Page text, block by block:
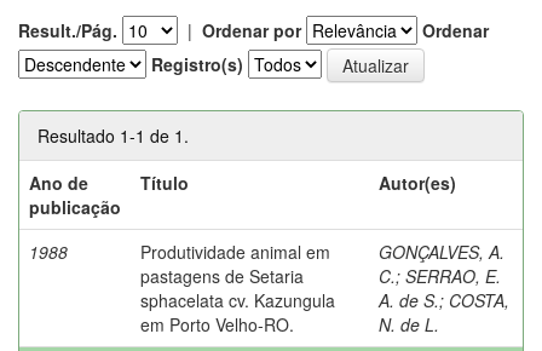
Result./Pág. | Ordenar por
Ordenar
Registro(s)
Resultado 1-1 de 1.
Ano de
publicação
Título Autor(es)
1988
Produtividade animal em
pastagens de Setaria
sphacelata cv. Kazungula
em Porto Velho-RO.
GONÇALVES, A.
C.; SERRAO, E.
A. de S.; COSTA,
N. de L.